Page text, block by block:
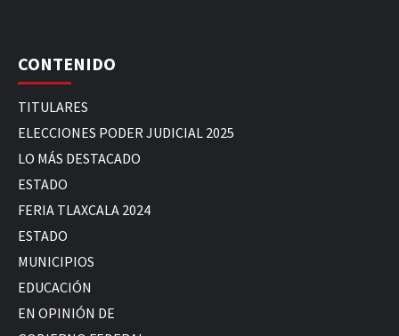
CONTENIDO
TITULARES
ELECCIONES PODER JUDICIAL 2025
LO MÁS DESTACADO
ESTADO
FERIA TLAXCALA 2024
ESTADO
MUNICIPIOS
EDUCACIÓN
EN OPINIÓN DE